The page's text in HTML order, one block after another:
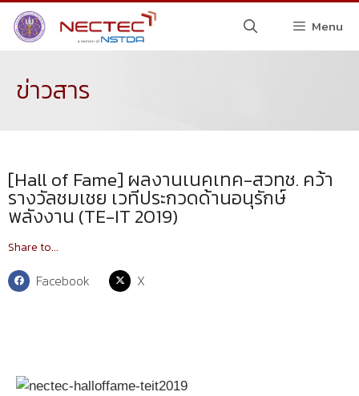
Menu
ข่าวสาร
[Hall of Fame] ผลงานเนคเทค-สวทช. คว้า
รางวัลชมเชย เวทีประกวดด้านอนุรักษ์
พลังงาน (TE-IT 2019)
Share to...
Facebook X